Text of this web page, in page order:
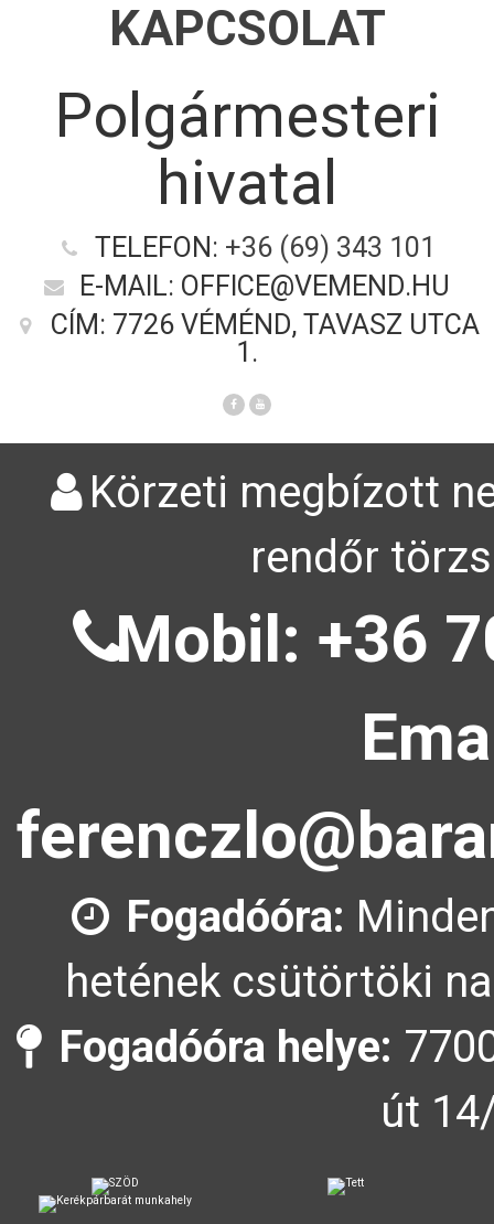
KAPCSOLAT
Polgármesteri
hivatal
TELEFON: +36 (69) 343 101
E-MAIL: OFFICE@VEMEND.HU
CÍM: 7726 VÉMÉND, TAVASZ UTCA
1.
Körzeti megbízott
rendőr
Mobil: +36
Fogadóóra:
hetének csütörtöki
Fogadóóra helye:
út